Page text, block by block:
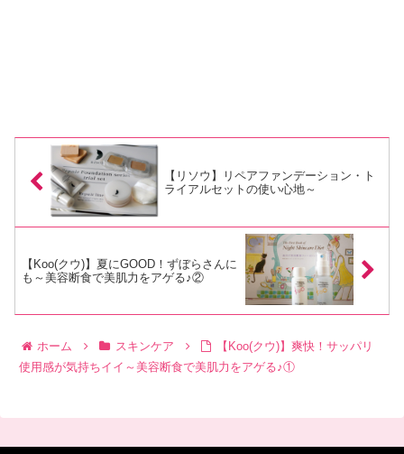
【リソウ】リペアファンデーション・ト
ライアルセットの使い心地～
【Koo(クウ)】夏にGOOD！ずぼらさんに
も～美容断食で美肌力をアゲる♪②
ホーム スキンケア
【Koo(クウ)】爽快！サッパリ
使用感が気持ちイイ～美容断食で美肌力をアゲる♪①